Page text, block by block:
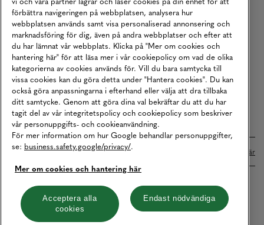
Karriär
Vårt Ansvar
Våra Tjänster
Press
Studentrabatt
B2B
Tillgänglighetsredogörelse
Betalningar online sköts i samarbete med Klarna. Läs mer här
Cookies Integritetspolicy
Hantera cookies
förbättra navigeringen på webbplatsen, analysera hur
webbplatsen används samt visa personaliserad annonsering och
marknadsföring för dig, även på andra webbplatser och efter att
du har lämnat vår webbplats. Klicka på "Mer om cookies och
hantering här" för att läsa mer i vår cookiepolicy om vad de olika
kategorierna av cookies används för. Vill du bara samtycka till
vissa cookies kan du göra detta under "Hantera cookies". Du kan
också göra anpassningarna i efterhand eller välja att dra tillbaka
ditt samtycke. Genom att göra dina val bekräftar du att du har
tagit del av vår integritetspolicy och cookiepolicy som beskriver
vår personuppgifts- och cookieanvändning.
För mer information om hur Google behandlar personuppgifter,
se: business.safety.google/privacy/.
Mer om cookies och hantering här
Acceptera alla
cookies
Endast nödvändiga